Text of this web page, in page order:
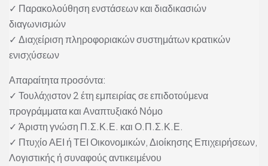
✓ Παρακολούθηση ενστάσεων και διαδικασιών
διαγωνισμών
✓ Διαχείριση πληροφοριακών συστημάτων κρατικών
ενισχύσεων
Απαραίτητα προσόντα:
✓ Τουλάχιστον 2 έτη εμπειρίας σε επιδοτούμενα
προγράμματα και Αναπτυξιακό Νόμο
✓ Άριστη γνώση Π.Σ.Κ.Ε. και Ο.Π.Σ.Κ.Ε.
✓ Πτυχίο ΑΕΙ ή ΤΕΙ Οικονομικών, Διοίκησης Επιχειρήσεων,
Λογιστικής ή συναφούς αντικειμένου